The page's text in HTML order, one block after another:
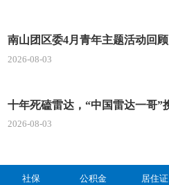
南山团区委4月青年主题活动回顾
2026-08-03
2026-08-03
社保 公积金 居住证